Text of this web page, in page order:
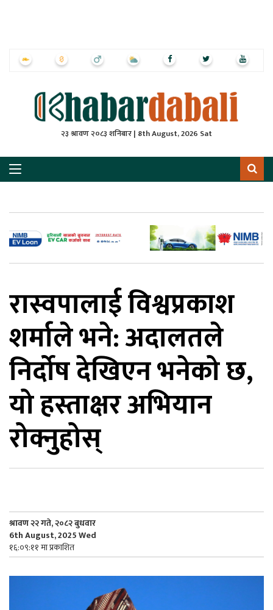
२३ श्रावण २०८३ शनिबार | 8th August, 2026 Sat
रास्वपालाई विश्वप्रकाश
शर्माले भने: अदालतले
निर्दोष देखिएन भनेको छ,
यो हस्ताक्षर अभियान
रोक्नुहोस्
श्रावण २२ गते, २०८२ बुधवार
6th August, 2025 Wed
१६:०९:११ मा प्रकाशित